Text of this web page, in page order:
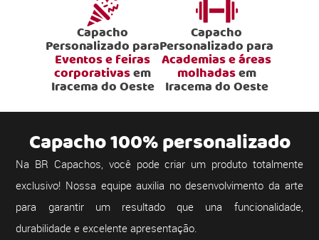
Capacho
Personalizado para
Eventos e feiras
corporativasem
Iracema do Oeste
Capacho
Personalizado para
Academias e áreas
molhadasem
Iracema do Oeste
Capacho 100% personalizado
Na BR Capachos, você pode criar um produto totalmente
exclusivo! Nossa equipe auxilia no desenvolvimento da arte
para garantir um resultado que una funcionalidade,
durabilidade e excelente apresentação.